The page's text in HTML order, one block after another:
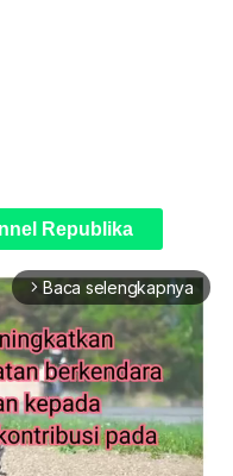
Republika
arrow_forward_ios Baca selengkapnya